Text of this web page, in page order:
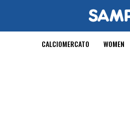
CALCIOMERCATO WOMEN